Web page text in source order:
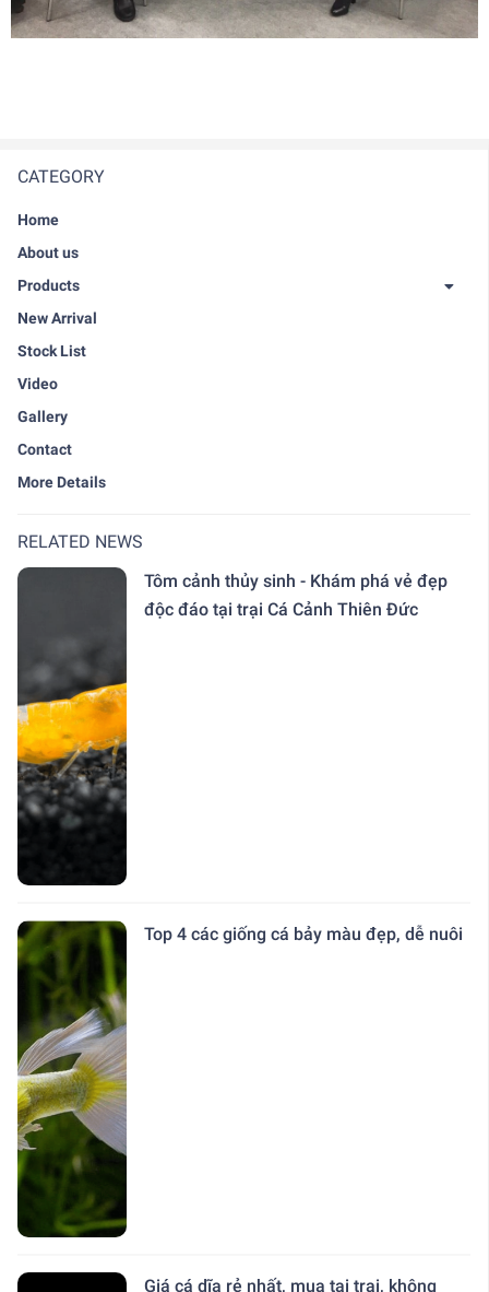
CATEGORY
Home
About us
Products
New Arrival
Stock List
Video
Gallery
Contact
More Details
RELATED NEWS
Tôm cảnh thủy sinh - Khám phá vẻ đẹp
độc đáo tại trại Cá Cảnh Thiên Đức
Top 4 các giống cá bảy màu đẹp, dễ nuôi
Giá cá dĩa rẻ nhất, mua tại trại, không